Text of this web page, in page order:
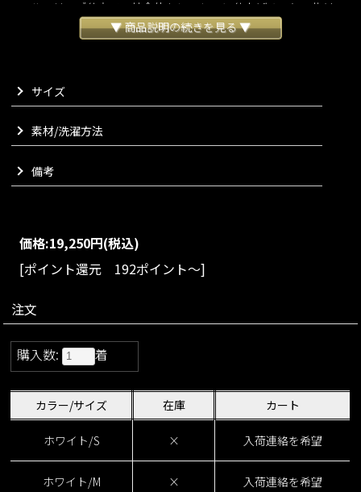
ベルスリーブ仕立ての袖全体をレーシーに仕上げることで抜け
感があり、ニットでも重たい雰囲気にならずお召しいただけま
た。
ノンストレスな着心地でお過ごしいただける大変使い勝手のよ
いニットでございます。
VARIATION
size：S/M/L
▼ 商品説明の続きを見る ▼
サイズ
素材/洗濯方法
備考
価格:19,250円(税込)
[ポイント還元 192ポイント～]
注文
購入数: 着
カラー/サイズ 在庫 カート
ホワイト/S × 入荷連絡を希望
ホワイト/M × 入荷連絡を希望